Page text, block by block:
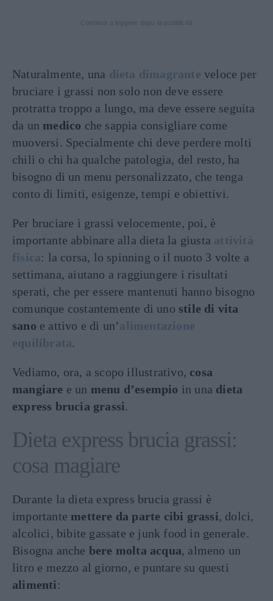
Naturalmente, una dieta dimagrante veloce per
bruciare i grassi non solo non deve essere
protratta troppo a lungo, ma deve essere seguita
da un medico che sappia consigliare come
muoversi. Specialmente chi deve perdere molti
chili o chi ha qualche patologia, del resto, ha
bisogno di un menu personalizzato, che tenga
conto di limiti, esigenze, tempi e obiettivi.
Per bruciare i grassi velocemente, poi, è
importante abbinare alla dieta la giusta attività
fisica: la corsa, lo spinning o il nuoto 3 volte a
settimana, aiutano a raggiungere i risultati
sperati, che per essere mantenuti hanno bisogno
comunque costantemente di uno stile di vita
sano e attivo e di un’alimentazione
equilibrata.
Vediamo, ora, a scopo illustrativo, cosa
mangiare e un menu d’esempio in una dieta
express brucia grassi.
Dieta express brucia grassi:
cosa magiare
Durante la dieta express brucia grassi è
importante mettere da parte cibi grassi, dolci,
alcolici, bibite gassate e junk food in generale.
Bisogna anche bere molta acqua, almeno un
litro e mezzo al giorno, e puntare su questi
alimenti :